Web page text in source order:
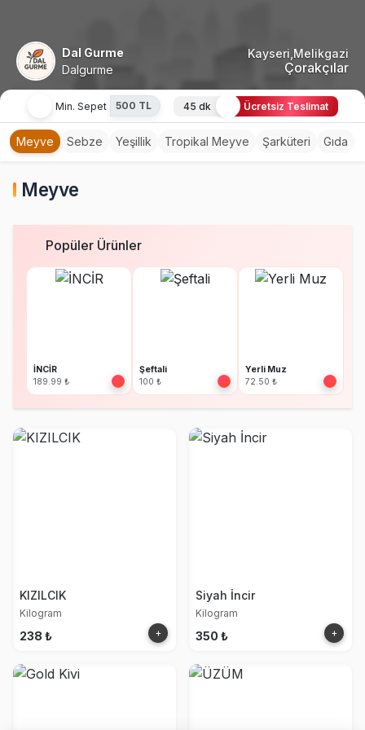
Dal Gurme
Dalgurme
Kayseri,Melikgazi
Çorakçılar
Min. Sepet 500 TL 45 dk Ücretsiz Teslimat
Meyve Sebze Yeşillik Tropikal Meyve Şarküteri Gıda
Meyve
Popüler Ürünler
İNCİR
189.99 ₺
Şeftali
100 ₺
Yerli Muz
72.50 ₺
KIZILCIK
Kilogram
238 ₺ +
Siyah İncir
Kilogram
350 ₺ +